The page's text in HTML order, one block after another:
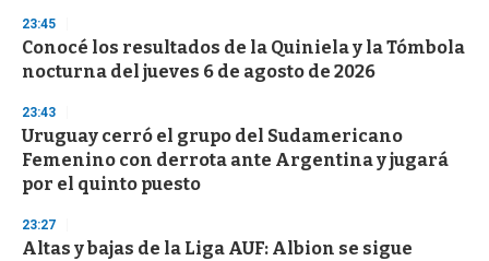
d
s
o
f
3
s
e
c
o
d
s
23:45
Conocé los resultados de la Quiniela y la Tómbola
nocturna del jueves 6 de agosto de 2026
23:43
Uruguay cerró el grupo del Sudamericano
Femenino con derrota ante Argentina y jugará
por el quinto puesto
23:27
Altas y bajas de la Liga AUF: Albion se sigue